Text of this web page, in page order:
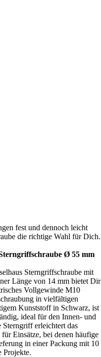
fest und dennoch leicht
die richtige Wahl für Dich.
Ø 55 mm
Sterngriffschraube mit
Länge von 14 mm bietet Dir
Vollgewinde M10
in vielfältigen
Kunststoff in Schwarz, ist
ideal für den Innen- und
Sterngriff erleichtert das
Einsätze, bei denen häufige
in einer Packung mit 10
Projekte.